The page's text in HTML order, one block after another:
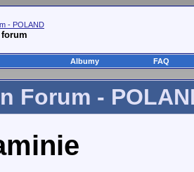
- POLAND
forum
Albumy FAQ
Forum -